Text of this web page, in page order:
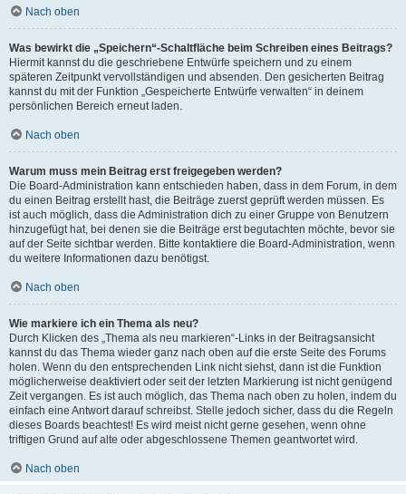
Nach oben
Was bewirkt die „Speichern“-Schaltfläche beim Schreiben eines Beitrags?
Hiermit kannst du die geschriebene Entwürfe speichern und zu einem
späteren Zeitpunkt vervollständigen und absenden. Den gesicherten Beitrag
kannst du mit der Funktion „Gespeicherte Entwürfe verwalten“ in deinem
persönlichen Bereich erneut laden.
Nach oben
Warum muss mein Beitrag erst freigegeben werden?
Die Board-Administration kann entschieden haben, dass in dem Forum, in dem
du einen Beitrag erstellt hast, die Beiträge zuerst geprüft werden müssen. Es
ist auch möglich, dass die Administration dich zu einer Gruppe von Benutzern
hinzugefügt hat, bei denen sie die Beiträge erst begutachten möchte, bevor sie
auf der Seite sichtbar werden. Bitte kontaktiere die Board-Administration, wenn
du weitere Informationen dazu benötigst.
Nach oben
Wie markiere ich ein Thema als neu?
Durch Klicken des „Thema als neu markieren“-Links in der Beitragsansicht
kannst du das Thema wieder ganz nach oben auf die erste Seite des Forums
holen. Wenn du den entsprechenden Link nicht siehst, dann ist die Funktion
möglicherweise deaktiviert oder seit der letzten Markierung ist nicht genügend
Zeit vergangen. Es ist auch möglich, das Thema nach oben zu holen, indem du
einfach eine Antwort darauf schreibst. Stelle jedoch sicher, dass du die Regeln
dieses Boards beachtest! Es wird meist nicht gerne gesehen, wenn ohne
triftigen Grund auf alte oder abgeschlossene Themen geantwortet wird.
Nach oben